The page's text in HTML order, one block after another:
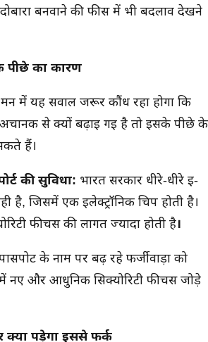
बनवाने की फीस में भी बदलाव देखने
पीछे का कारण
में यह सवाल जरूर कौंध रहा होगा कि
अचानक से क्यों बढ़ाई गई है तो इसके पीछे के
हैं।
की सुविधा: भारत सरकार धीरे-धीरे ई-
है, जिसमें एक इलेक्ट्रॉनिक चिप होती है।
फीचर्स की लागत ज्यादा होती है।
के नाम पर बढ़ रहे फर्जीवाड़ा को
नए और आधुनिक सिक्योरिटी फीचर्स जोड़े
पड़ेगा इससे फर्क